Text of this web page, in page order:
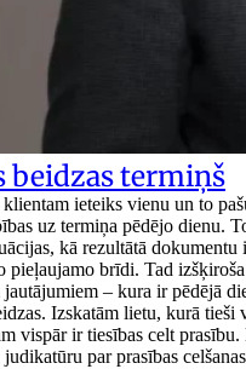
beidzas termiņš
ieteiks vienu un to
uz termiņa pēdējo dienu.
kā rezultātā dokumentu
pieļaujamo brīdi. Tad
– kura ir pēdējā
Izskatām lietu, kurā tieši
vispār ir tiesības celt
par prasības